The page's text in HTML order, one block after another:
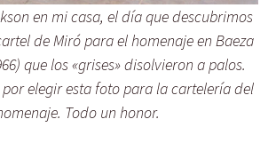
en mi casa, el día que descubrimos
de Miró para el homenaje en Baeza
que los «grises» disolvieron a palos.
elegir esta foto para la cartelería del
Todo un honor.